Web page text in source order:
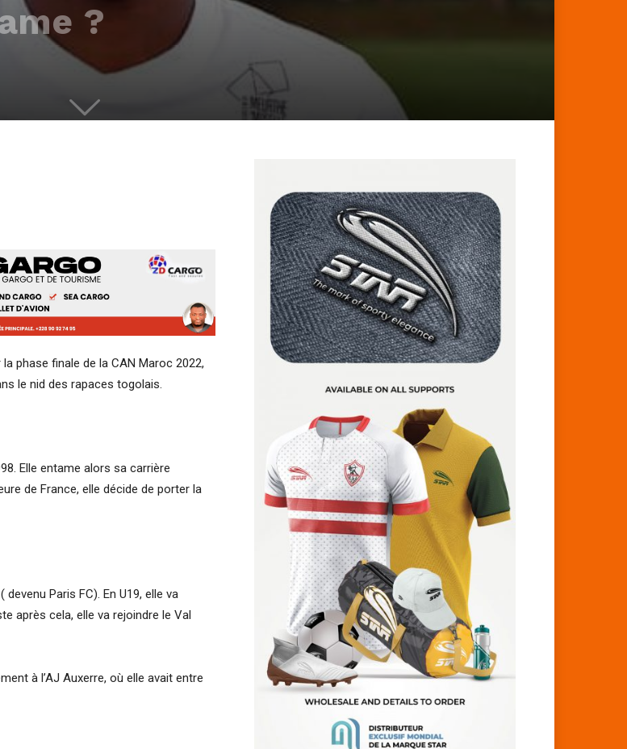
?
phase finale de la CAN Maroc 2022,
le nid des rapaces togolais.
Elle entame alors sa carrière
de France, elle décide de porter la
Paris FC). En U19, elle va
après cela, elle va rejoindre le Val
à l’AJ Auxerre, où elle avait entre